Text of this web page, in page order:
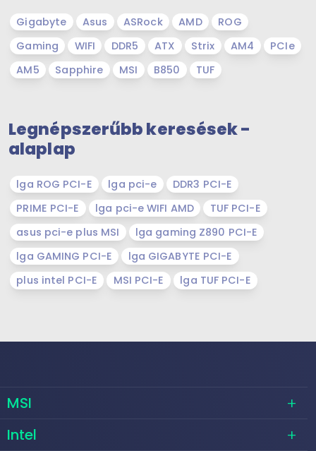
Gigabyte Asus ASRock AMD
ROG
Gaming
WIFI DDR5 ATX Strix AM4
PCIe
AM5
Sapphire MSI B850 TUF
Legnépszerűbb keresések -
alaplap
lga ROG PCI-E lga pci-e
DDR3 PCI-E
PRIME PCI-E
lga pci-e WIFI AMD
TUF PCI-E
asus pci-e plus MSI
lga gaming Z890 PCI-E
lga GAMING PCI-E
lga GIGABYTE PCI-E
plus intel PCI-E
MSI PCI-E lga TUF PCI-E
MSI
Intel